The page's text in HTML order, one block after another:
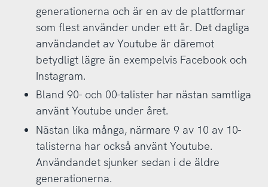
generationerna och är en av de plattformar
som flest använder under ett år. Det dagliga
användandet av Youtube är däremot
betydligt lägre än exempelvis Facebook och
Instagram.
Bland 90- och 00-talister har nästan samtliga
använt Youtube under året.
Nästan lika många, närmare 9 av 10 av 10-
talisterna har också använt Youtube.
Användandet sjunker sedan i de äldre
generationerna.